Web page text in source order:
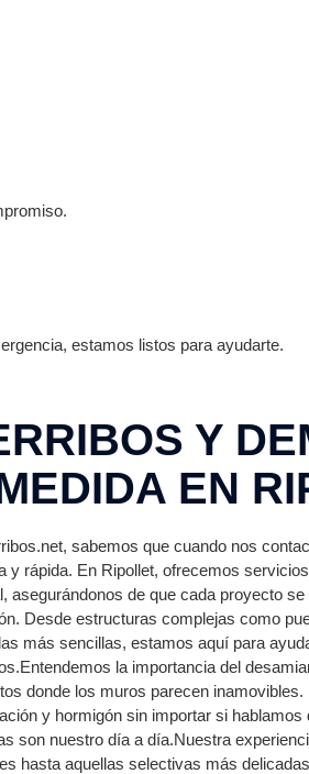
estamos listos para ayudarte.
Y
EN
sabemos que cuando nos
y rápida. En Ripollet, ofrecemos
asegurándonos de que cada proyecto
Desde estructuras complejas como
más sencillas, estamos aquí para
la importancia del
donde los muros parecen
y hormigón sin importar si hablamos
son nuestro día a día.Nuestra
hasta aquellas selectivas más